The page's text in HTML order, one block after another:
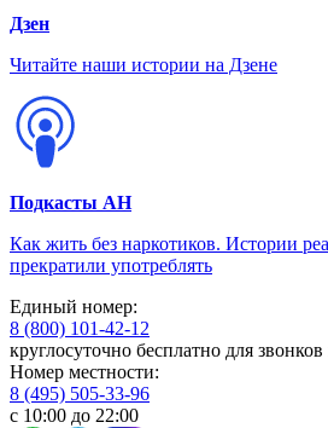
Дзен
Читайте наши истории на Дзене
Подкасты АН
Как жить без наркотиков. Истории
прекратили употреблять
Единый номер:
8 (800) 101-42-12
круглосуточно бесплатно для
Номер местности:
8 (495) 505-33-96
с 10:00 до 22:00